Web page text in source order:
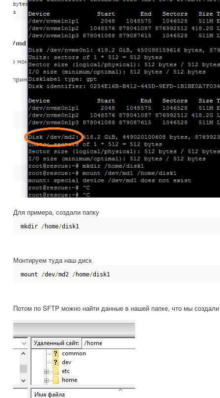
Для примера, создали папку
mkdir /home/disk1
Монтируем туда наш диск
mount /dev/md2 /home/disk1
Потом по SFTP можно найти данные в нашей папке, что мы создали